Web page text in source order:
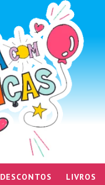
DESCONTOS LIVROS